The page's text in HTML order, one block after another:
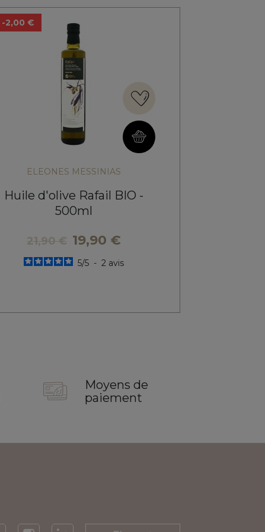
-2,00 €
ELEONES MESSINIAS
Huile d'olive Rafail BIO -
500ml
21,90 € 19,90 €
5/5 - 2 avis
Moyens de
paiement